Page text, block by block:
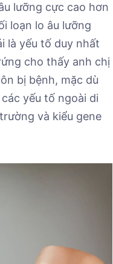
lưỡng cực cao hơn
loạn lo âu lưỡng
là yếu tố duy nhất
cho thấy anh chị
bị bệnh, mặc dù
yếu tố ngoài di
và kiểu gene